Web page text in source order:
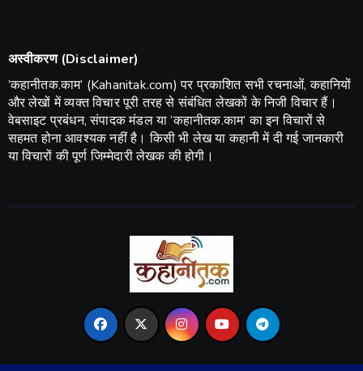
अस्वीकरण (Disclaimer)
​’कहानीतक.काम’ (Kahanitak.com) पर प्रकाशित सभी रचनाओं, कहानियों
और लेखों में व्यक्त विचार पूरी तरह से संबंधित लेखकों के निजी विचार हैं।
वेबसाइट प्रबंधन, संपादक मंडल या ‘कहानीतक.काम’ का इन विचारों से
सहमत होना आवश्यक नहीं है। किसी भी लेख या कहानी में दी गई जानकारी
या विचारों की पूर्ण जिम्मेदारी लेखक की होगी।